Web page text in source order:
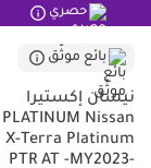
حصري
بائع موثّق
نيسان إكستيرا
PLATINUM Nissan
X-Terra Platinum
PTR AT -MY2023-
استثنائية في سوق
الحداثة والمواصفات
الرمادي المميز الذي